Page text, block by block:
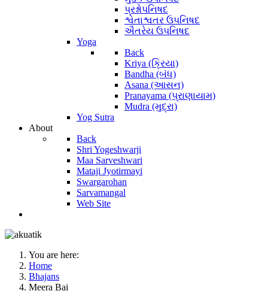
પ્રશ્નોપનિષદ
શ્વેતાશ્વતર ઉપનિષદ
ઐતરેય ઉપનિષદ
Yoga
Back
Kriya (ક્રિયા)
Bandha (બંધ)
Asana (આસન)
Pranayama (પ્રાણાયામ)
Mudra (મુદ્રા)
Yog Sutra
About
Back
Shri Yogeshwarji
Maa Sarveshwari
Mataji Jyotirmayi
Swargarohan
Sarvamangal
Web Site
You are here:
Home
Bhajans
Meera Bai